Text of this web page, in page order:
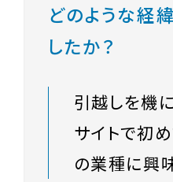
どのような経
したか？
引越しを機
サイトで初
の業種に興